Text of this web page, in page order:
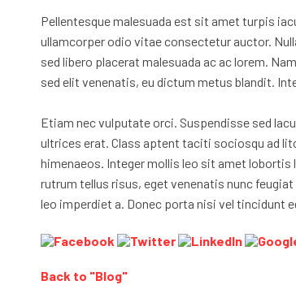
Pellentesque malesuada est sit amet turpis
ullamcorper odio vitae consectetur auctor.
sed libero placerat malesuada ac ac lorem.
sed elit venenatis, eu dictum metus blandit.
Etiam nec vulputate orci. Suspendisse sed
ultrices erat. Class aptent taciti sociosqu ad
himenaeos. Integer mollis leo sit amet
rutrum tellus risus, eget venenatis nunc
leo imperdiet a. Donec porta nisi vel tincidunt
Back to "Blog"